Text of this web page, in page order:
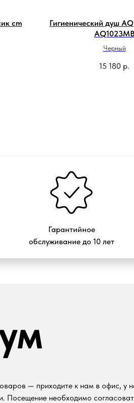
cm
Гигиенический душ
AQ1023MB
Черный
15 180 р.
Гарантийное
обслуживание до 10 лет
— приходите к нам в офис, у
Посещение необходимо